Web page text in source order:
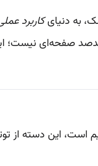
به دنیایکاربرد
است، این دسته از